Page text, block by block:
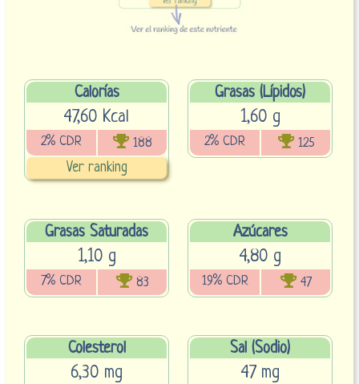
Calorías
47,60 Kcal
2% CDR 188
Ver ranking
Grasas (Lípidos)
1,60 g
2% CDR 125
Grasas Saturadas
1,10 g
7% CDR 83
Azúcares
4,80 g
19% CDR 47
Colesterol
6,30 mg
Sal (Sodio)
47 mg